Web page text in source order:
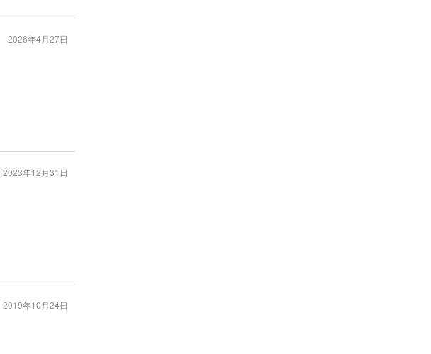
2026年4月27日
2023年12月31日
2019年10月24日